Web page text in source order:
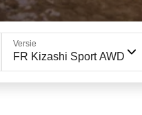
Versie
FR Kizashi Sport AWD